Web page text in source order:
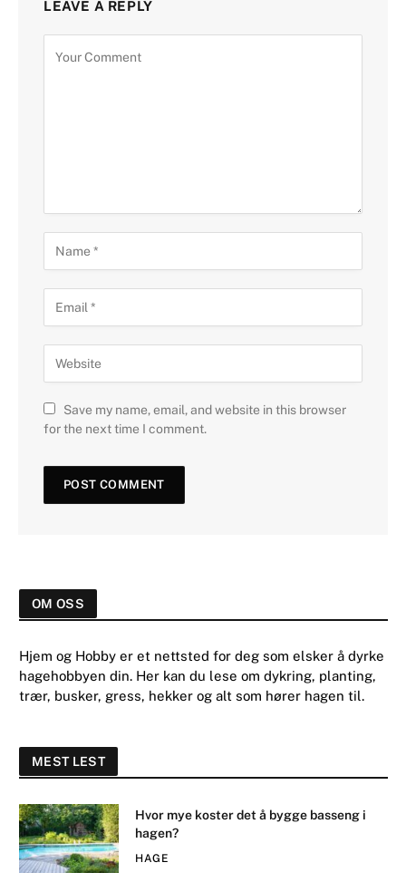
LEAVE A REPLY
Save my name, email, and website in this browser
for the next time I comment.
OM OSS
Hjem og Hobby er et nettsted for deg som elsker å dyrke
hagehobbyen din. Her kan du lese om dykring, planting,
trær, busker, gress, hekker og alt som hører hagen til.
MEST LEST
Hvor mye koster det å bygge basseng i
hagen?
HAGE